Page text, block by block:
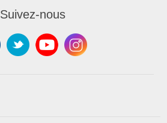
Suivez-nous